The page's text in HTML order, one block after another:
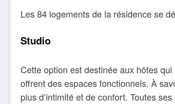
Les 84 logements de la résidence se
Studio
Cette option est destinée aux hôtes
offrent des espaces fonctionnels. À
plus d’intimité et de confort. Toutes